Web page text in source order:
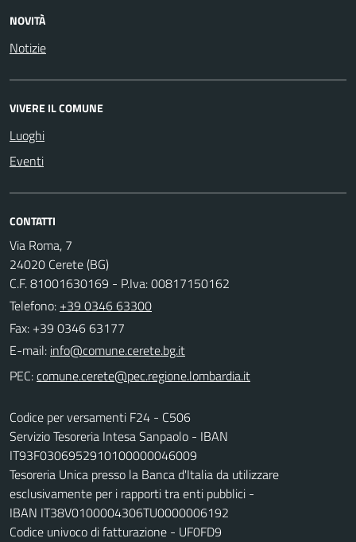
NOVITÀ
Notizie
VIVERE IL COMUNE
Luoghi
Eventi
CONTATTI
Via Roma, 7
24020 Cerete (BG)
C.F. 81001630169 - P.Iva: 00817150162
Telefono: +39 0346 63300
Fax: +39 0346 63177
E-mail:
PEC:
Codice per versamenti F24 - C506
Servizio Tesoreria Intesa Sanpaolo - IBAN
IT93F0306952910100000046009
Tesoreria Unica presso la Banca d'Italia da utilizzare
esclusivamente per i rapporti tra enti pubblici -
IBAN IT38V0100004306TU0000006192
Codice univoco di fatturazione - UF0FD9